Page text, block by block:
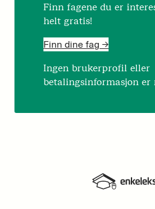
Finn fagene du er
helt gratis!
Finn dine fag ->
Ingen brukerprofil eller
betalingsinformasjon er